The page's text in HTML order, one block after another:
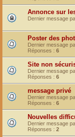
Annonce sur
Dernier message
Poster des
Dernier message
Réponses : 6
Site non
Dernier message
Réponses : 6
message privé
Dernier message
Réponses : 6
Nouvelles
Dernier message
Réponses : 2